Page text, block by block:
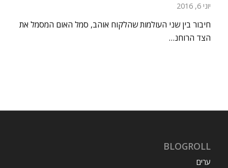
יוני 6, 2016
חיבור בין שני העולמות שהלקוח אוהב, סמל האום המסמל את
הצד הרוחנ…
BLOGROLL
ערים